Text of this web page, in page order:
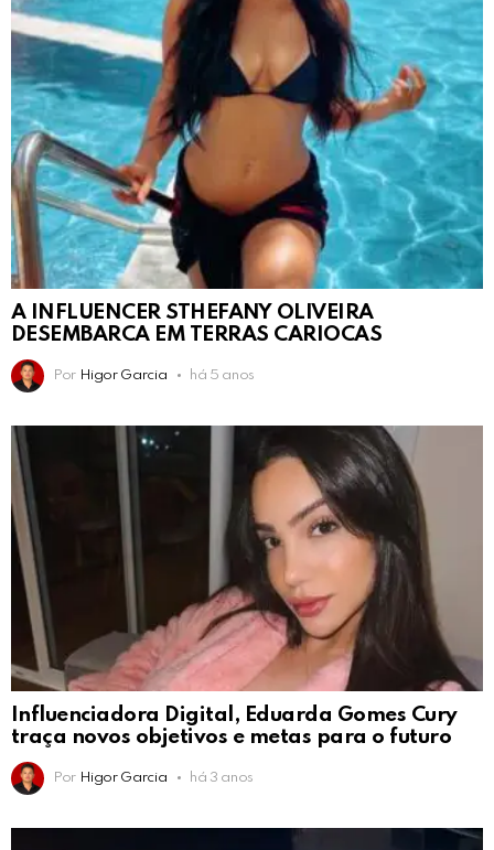
A INFLUENCER STHEFANY OLIVEIRA
DESEMBARCA EM TERRAS CARIOCAS
Por Higor Garcia há 5 anos
Influenciadora Digital, Eduarda Gomes Cury
traça novos objetivos e metas para o futuro
Por Higor Garcia há 3 anos